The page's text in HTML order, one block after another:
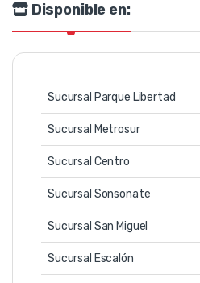
Disponible en:
Sucursal Parque Libertad
Sucursal Metrosur
Sucursal Centro
Sucursal Sonsonate
Sucursal San Miguel
Sucursal Escalón